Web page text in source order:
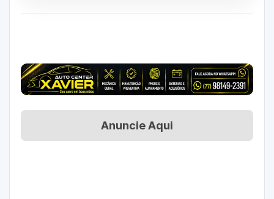
Anuncie Aqui